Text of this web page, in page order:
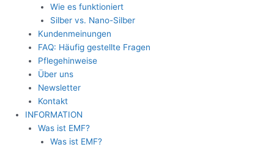
Wie es funktioniert
Silber vs. Nano-Silber
Kundenmeinungen
FAQ: Häufig gestellte Fragen
Pflegehinweise
Über uns
Newsletter
Kontakt
INFORMATION
Was ist EMF?
Was ist EMF?